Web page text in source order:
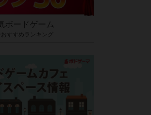
ボードゲーム
おすすめランキング